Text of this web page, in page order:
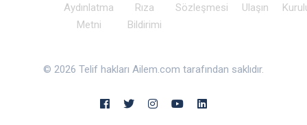
Aydınlatma
Metni
Rıza
Bildirimi
Sözleşmesi
Ulaşın
© 2026 Telif hakları Ailem.com tarafından saklıdır.